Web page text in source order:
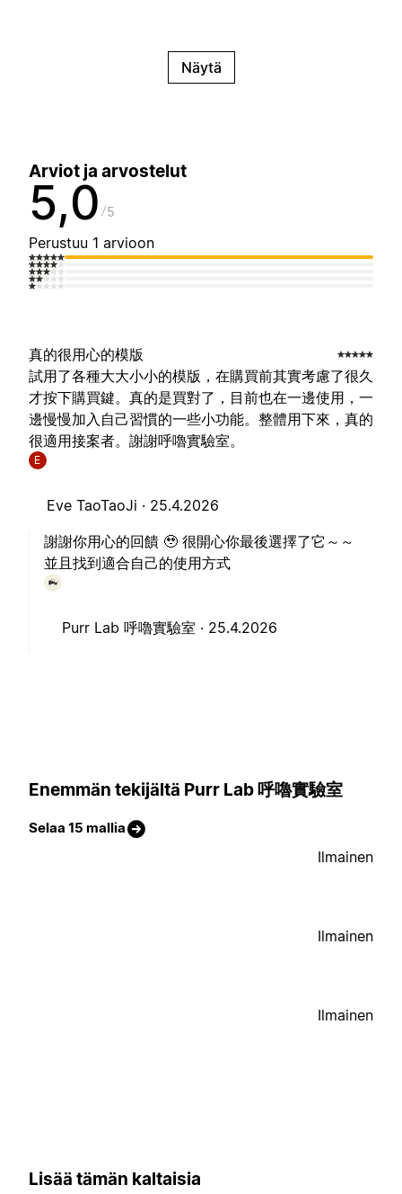
Näytä
Arviot ja arvostelut
5,0 5
Perustuu 1 arvioon
真的很用心的模版
試用了各種大大小小的模版，在購買前其實考慮了很久
才按下購買鍵。真的是買對了，目前也在一邊使用，一
邊慢慢加入自己習慣的一些小功能。整體用下來，真的
很適用接案者。謝謝呼嚕實驗室。
E
Eve TaoTaoJi · 25.4.2026
謝謝你用心的回饋 🥹 很開心你最後選擇了它～～
並且找到適合自己的使用方式
Purr Lab 呼嚕實驗室 · 25.4.2026
Enemmän tekijältä Purr Lab 呼嚕實驗室
Selaa 15 mallia
Ilmainen
Ilmainen
Ilmainen
Lisää tämän kaltaisia